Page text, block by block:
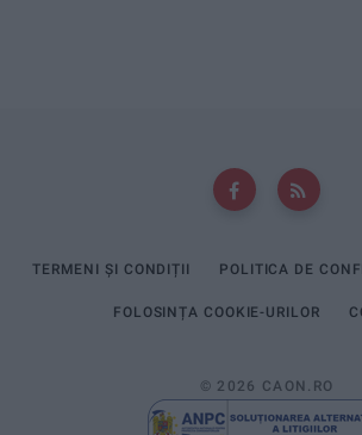
TERMENI ȘI CONDIȚII POLITICA DE
FOLOSINȚA COOKIE-URILOR
© 2026 CAON.RO